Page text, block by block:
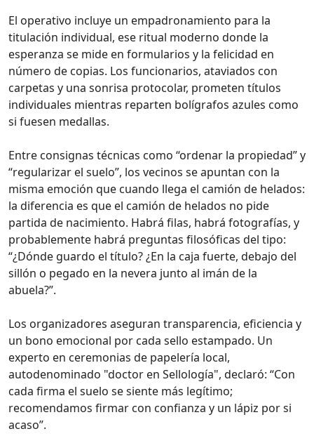
El operativo incluye un empadronamiento para la
titulación individual, ese ritual moderno donde la
esperanza se mide en formularios y la felicidad en
número de copias. Los funcionarios, ataviados con
carpetas y una sonrisa protocolar, prometen títulos
individuales mientras reparten bolígrafos azules como
si fuesen medallas.
Entre consignas técnicas como “ordenar la propiedad” y
“regularizar el suelo”, los vecinos se apuntan con la
misma emoción que cuando llega el camión de helados:
la diferencia es que el camión de helados no pide
partida de nacimiento. Habrá filas, habrá fotografías, y
probablemente habrá preguntas filosóficas del tipo:
“¿Dónde guardo el título? ¿En la caja fuerte, debajo del
sillón o pegado en la nevera junto al imán de la
abuela?”.
Los organizadores aseguran transparencia, eficiencia y
un bono emocional por cada sello estampado. Un
experto en ceremonias de papelería local,
autodenominado "doctor en Sellología", declaró: “Con
cada firma el suelo se siente más legítimo;
recomendamos firmar con confianza y un lápiz por si
acaso”.